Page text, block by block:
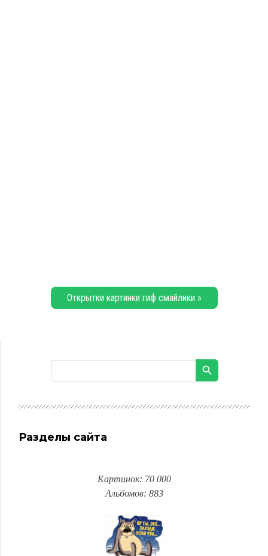
Открытки картинки гиф смайлики »
Разделы сайта
Картинок: 70 000
Альбомов: 883